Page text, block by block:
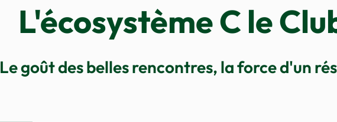
L'écosystème C le
Le goût des belles rencontres, la force d'un